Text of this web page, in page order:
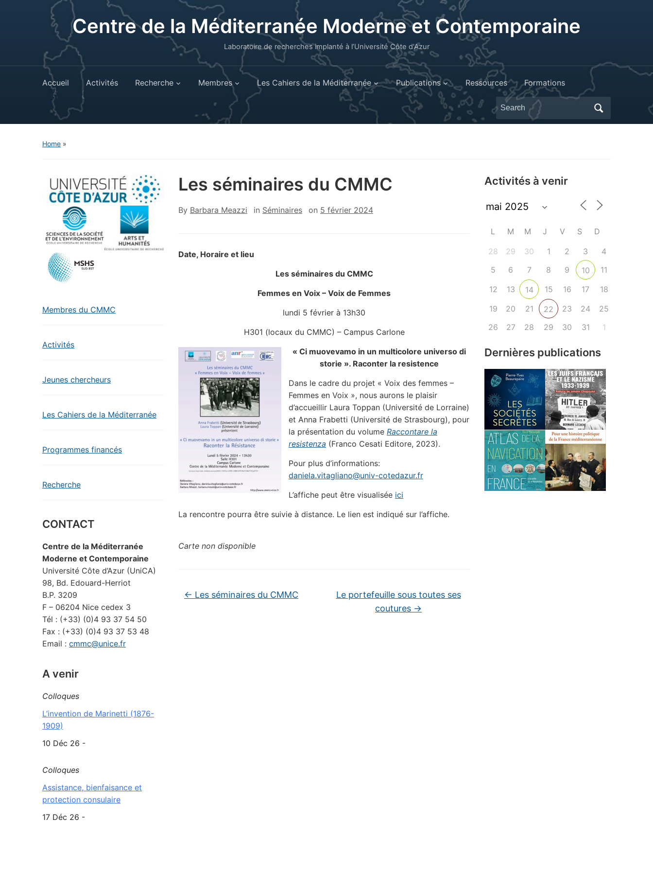
Centre de la Méditerranée Moderne et Contemporaine
Laboratoire de recherches implanté à l’Université Côte d'Azur
Accueil Activités Recherche Membres Les Cahiers de la Méditerranée Publications Ressources Formations
Search
for:
Home »
Membres du CMMC
Activités
Jeunes chercheurs
Les Cahiers de la Méditerranée
Programmes financés
Recherche
CONTACT
Centre de la Méditerranée
Moderne et Contemporaine
Université Côte d’Azur (UniCA)
98, Bd. Edouard-Herriot
B.P. 3209
F – 06204 Nice cedex 3
Tél : (+33) (0)4 93 37 54 50
Fax : (+33) (0)4 93 37 53 48
Email : cmmc@unice.fr
A venir
Colloques
L’invention de Marinetti (1876-
1909)
10 Déc 26 -
Colloques
Assistance, bienfaisance et
protection consulaire
17 Déc 26 -
Les séminaires du CMMC
By Barbara Meazzi in Séminaires on 5 février 2024
Date, Horaire et lieu
Les séminaires du CMMC
Femmes en Voix – Voix de Femmes
lundi 5 février à 13h30
H301 (locaux du CMMC) – Campus Carlone
« Ci muovevamo in un multicolore universo di
storie ». Raconter la resistence
Dans le cadre du projet « Voix des femmes –
Femmes en Voix », nous aurons le plaisir
d’accueillir Laura Toppan (Université de Lorraine)
et Anna Frabetti (Université de Strasbourg), pour
la présentation du volume Raccontare la
resistenza (Franco Cesati Editore, 2023).
Pour plus d’informations:
daniela.vitagliano@univ-cotedazur.fr
L’affiche peut être visualisée ici
La rencontre pourra être suivie à distance. Le lien est indiqué sur l’affiche.
Carte non disponible
← Les séminaires du CMMC
Le portefeuille sous toutes ses
coutures →
Activités à venir
L M M J V S D
28 29 30 1 2 3
4
5
6 7 8 9 10
11
12
13 14 15 16 17
18
19
20 21 22 23 24
25
26
27 28 29 30 31 1
Dernières publications